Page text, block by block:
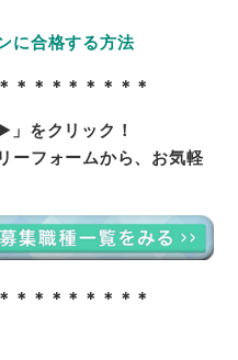
に合格する方法
＊＊＊＊＊＊＊＊
をクリック！
ーフォームから、お気軽
＊＊＊＊＊＊＊＊